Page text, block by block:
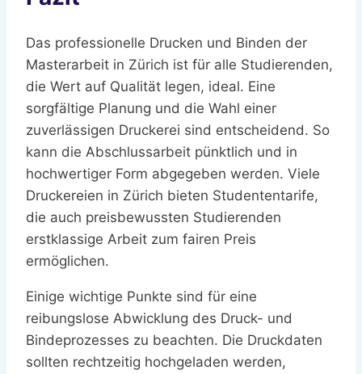
Das professionelle Drucken und Binden der
Masterarbeit in Zürich ist für alle Studierenden,
die Wert auf Qualität legen, ideal. Eine
sorgfältige Planung und die Wahl einer
zuverlässigen Druckerei sind entscheidend. So
kann die Abschlussarbeit pünktlich und in
hochwertiger Form abgegeben werden. Viele
Druckereien in Zürich bieten Studententarife,
die auch preisbewussten Studierenden
erstklassige Arbeit zum fairen Preis
ermöglichen.
Einige wichtige Punkte sind für eine
reibungslose Abwicklung des Druck- und
Bindeprozesses zu beachten. Die Druckdaten
sollten rechtzeitig hochgeladen werden,